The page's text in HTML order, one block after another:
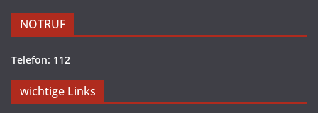
NOTRUF
Telefon: 112
wichtige Links